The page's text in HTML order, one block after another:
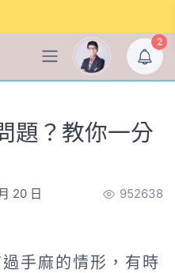
2
題？教你一分
20 日 952638
手麻的情形，有時